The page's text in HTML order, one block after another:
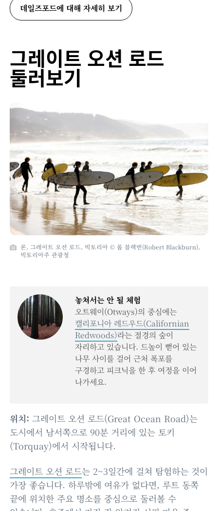
데일즈포드에 대해 자세히 보기
그레이트 오션 로드
둘러보기
론, 그레이트 오션 로드, 빅토리아 © 롭 블랙번(Robert Blackburn),
빅토리아주 관광청
놓쳐서는 안 될 체험
오트웨이(Otways)의 중심에는
캘리포니아 레드우드(Californian
Redwoods)라는 절경의 숲이
자리하고 있습니다. 드높이 뻗어 있는
나무 사이를 걸어 근처 폭포를
구경하고 피크닉을 한 후 여정을 이어
나가세요.
위치: 그레이트 오션 로드(Great Ocean Road)는
도시에서 남서쪽으로 90분 거리에 있는 토키
(Torquay)에서 시작됩니다.
그레이트 오션 로드는 2~3일간에 걸쳐 탐험하는 것이
가장 좋습니다. 하루밖에 여유가 없다면, 루트 동쪽
끝에 위치한 주요 명소를 중심으로 둘러볼 수